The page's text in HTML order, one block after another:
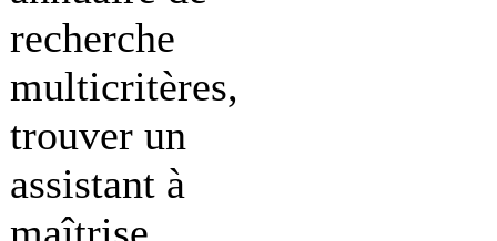
recherche
multicritères,
trouver un
assistant à
maîtrise